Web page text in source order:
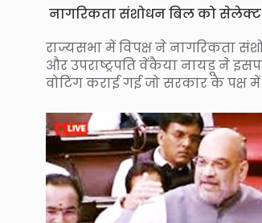
नागरिकता संशोधन बिल को
राज्यसभा में विपक्ष ने नागरिकता
और उपराष्ट्रपति वेंकैया नायडू ने
वोटिंग कराई गई जो सरकार के पक्ष में